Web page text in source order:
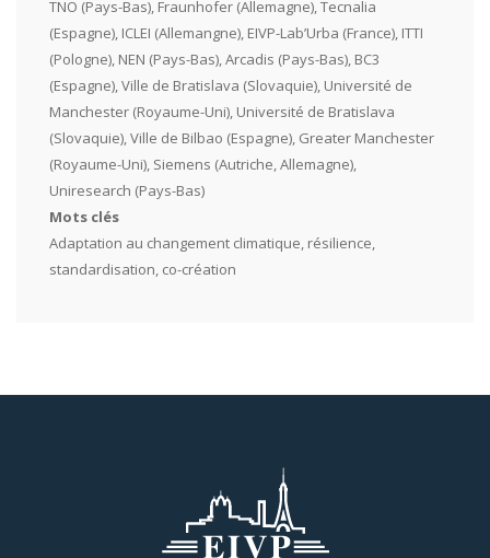
TNO (Pays-Bas), Fraunhofer (Allemagne), Tecnalia
(Espagne), ICLEI (Allemangne), EIVP-Lab’Urba (France), ITTI
(Pologne), NEN (Pays-Bas), Arcadis (Pays-Bas), BC3
(Espagne), Ville de Bratislava (Slovaquie), Université de
Manchester (Royaume-Uni), Université de Bratislava
(Slovaquie), Ville de Bilbao (Espagne), Greater Manchester
(Royaume-Uni), Siemens (Autriche, Allemagne),
Uniresearch (Pays-Bas)
Mots clés
Adaptation au changement climatique, résilience,
standardisation, co-création